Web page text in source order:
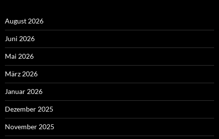
August 2026
Juni 2026
Mai 2026
März 2026
Januar 2026
Dezember 2025
November 2025